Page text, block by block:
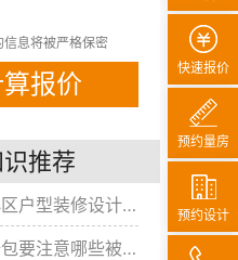
息将被严格保密
推荐
· 杭州襄贤望府小区户型装修设计方案/效果图全新出炉！
· 杭州装修公司全包要注意哪些被坑？
快速报价
预约量房
预约设计